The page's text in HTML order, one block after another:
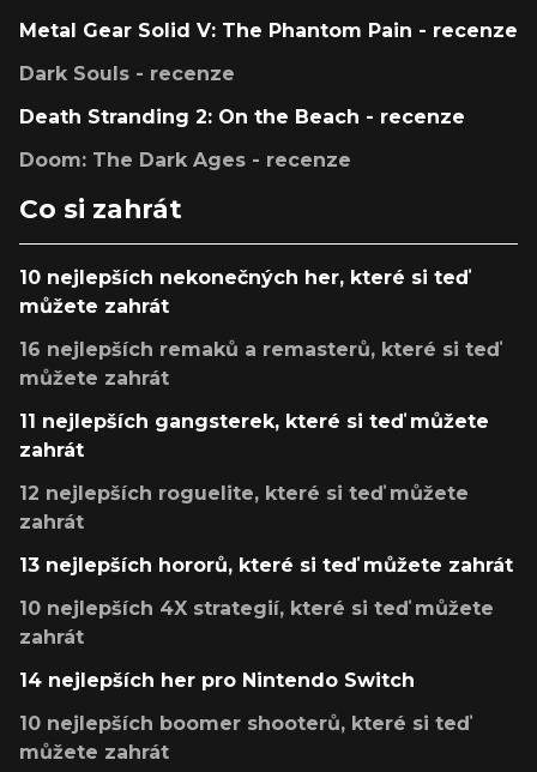
Metal Gear Solid V: The Phantom Pain - recenze
Dark Souls - recenze
Death Stranding 2: On the Beach - recenze
Doom: The Dark Ages - recenze
Co si zahrát
10 nejlepších nekonečných her, které si teď
můžete zahrát
16 nejlepších remaků a remasterů, které si teď
můžete zahrát
11 nejlepších gangsterek, které si teď můžete
zahrát
12 nejlepších roguelite, které si teď můžete
zahrát
13 nejlepších hororů, které si teď můžete zahrát
10 nejlepších 4X strategií, které si teď můžete
zahrát
14 nejlepších her pro Nintendo Switch
10 nejlepších boomer shooterů, které si teď
můžete zahrát